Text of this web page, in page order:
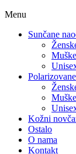
Menu
Sunčane
Kožni
Ostalo
O nama
Kontakt